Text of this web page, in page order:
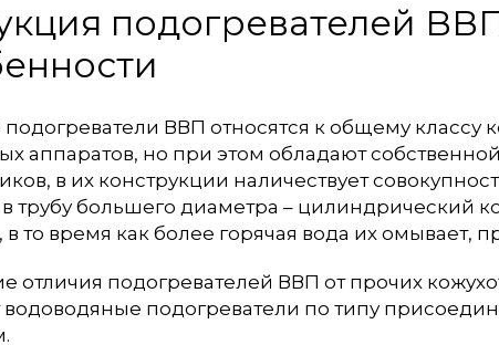
подогревателей
ВВП относятся к общему классу
аппаратов, но при этом обладают
в их конструкции наличествует
трубу большего диаметра – цилиндрический
в то время как более горячая вода их омывает,
отличия подогревателей ВВП от прочих
водоводяные подогреватели по типу